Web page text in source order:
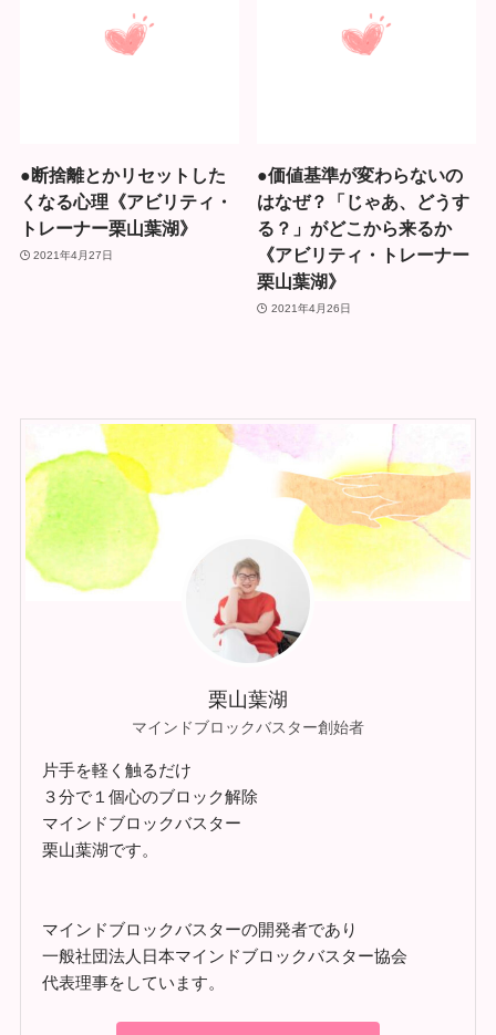
●断捨離とかリセットした
くなる心理《アビリティ・
トレーナー栗山葉湖》
2021年4月27日
●価値基準が変わらないの
はなぜ？「じゃあ、どうす
る？」がどこから来るか
《アビリティ・トレーナー
栗山葉湖》
2021年4月26日
栗山葉湖
マインドブロックバスター創始者
片手を軽く触るだけ
３分で１個心のブロック解除
マインドブロックバスター
栗山葉湖です。
マインドブロックバスターの開発者であり
一般社団法人日本マインドブロックバスター協会
代表理事をしています。